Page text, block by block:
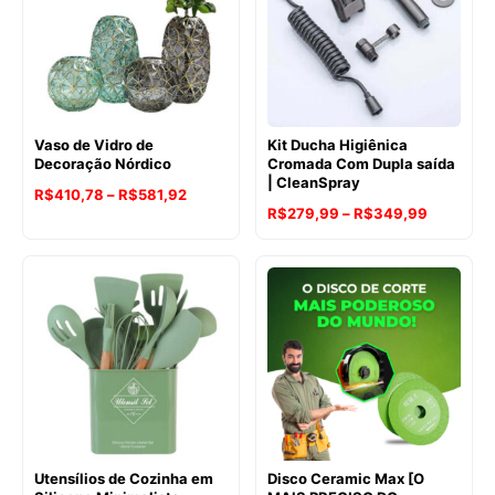
Vaso de Vidro de
Decoração Nórdico
R$410,78 –R$581,92Faixa
através
R$581,92
Kit Ducha Higiênica
Cromada Com Dupla saída
| CleanSpray
R$279,99 –R$349,99
preço:
Utensílios de Cozinha em
Disco Ceramic Max [O